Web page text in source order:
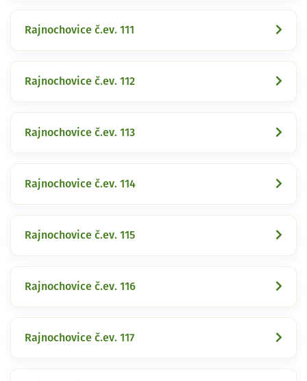
Rajnochovice č.ev. 111
Rajnochovice č.ev. 112
Rajnochovice č.ev. 113
Rajnochovice č.ev. 114
Rajnochovice č.ev. 115
Rajnochovice č.ev. 116
Rajnochovice č.ev. 117